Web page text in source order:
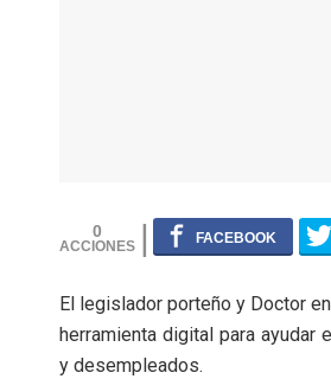
0
El legislador porteño y Doctor
herramienta digital para ayudar
y desempleados.